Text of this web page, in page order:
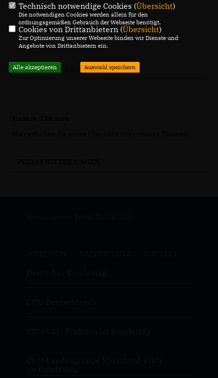
26.01.2023, 13:57 Uhr
Technisch notwendige Cookies (Übersicht)
Die notwendigen Cookies werden allein für den
ordnungsgemäßen Gebrauch der Webseite benötigt.
Cookies von Drittanbietern (Übersicht)
Zur Optimierung unserer Webseite binden wir Dienste und
Angebote von Drittanbietern ein.
Alle akzeptieren Auswahl speichern